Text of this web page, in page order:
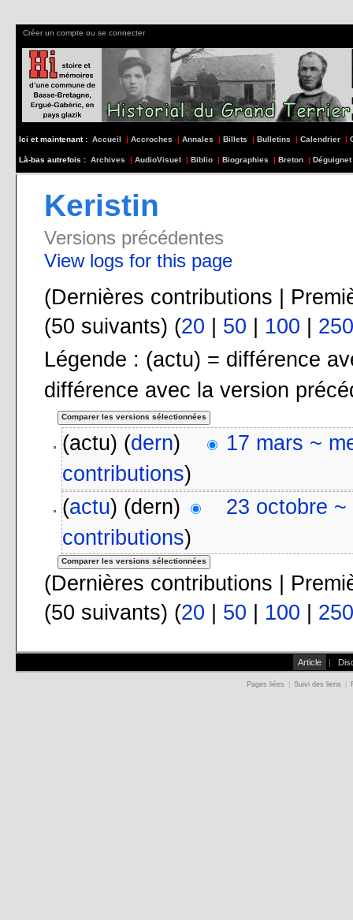
Créer un compte ou se connecter
Ici et maintenant : Accueil | Accroches | Annales | Billets | Bulletins | Calendrier |
Là-bas autrefois : Archives | AudioVisuel | Biblio | Biographies | Breton | Déguignet
Keristin
Versions précédentes
View logs for this page
(Dernières contributions |
(50 suivants) (20 50 100
250
Légende : (actu) = différence
différence avec la version
(actu) (dern)
17 mars ~
contributions)
(actu) (dern)
23 octobre
contributions)
(Dernières contributions |
(50 suivants) (20 50 100 250
Article |
Pages liées Suivi des liens